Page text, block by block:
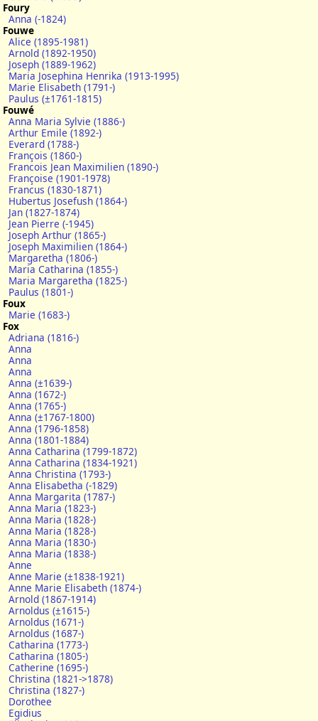
Foury
Anna (-1824)
Fouwe
Alice (1895-1981)
Arnold (1892-1950)
Joseph (1889-1962)
Maria Josephina Henrika (1913-1995)
Marie Elisabeth (1791-)
Paulus (±1761-1815)
Fouwé
Anna Maria Sylvie (1886-)
Arthur Emile (1892-)
Everard (1788-)
François (1860-)
Francois Jean Maximilien (1890-)
Françoise (1901-1978)
Francus (1830-1871)
Hubertus Josefush (1864-)
Jan (1827-1874)
Jean Pierre (-1945)
Joseph Arthur (1865-)
Joseph Maximilien (1864-)
Margaretha (1806-)
Maria Catharina (1855-)
Maria Margaretha (1825-)
Paulus (1801-)
Foux
Marie (1683-)
Fox
Adriana (1816-)
Anna
Anna
Anna
Anna (±1639-)
Anna (1672-)
Anna (1765-)
Anna (±1767-1800)
Anna (1796-1858)
Anna (1801-1884)
Anna Catharina (1799-1872)
Anna Catharina (1834-1921)
Anna Christina (1793-)
Anna Elisabetha (-1829)
Anna Margarita (1787-)
Anna Maria (1823-)
Anna Maria (1828-)
Anna Maria (1828-)
Anna Maria (1830-)
Anna Maria (1838-)
Anne
Anne Marie (±1838-1921)
Anne Marie Elisabeth (1874-)
Arnold (1867-1914)
Arnoldus (±1615-)
Arnoldus (1671-)
Arnoldus (1687-)
Catharina (1773-)
Catharina (1805-)
Catherine (1695-)
Christina (1821->1878)
Christina (1827-)
Dorothee
Egidius